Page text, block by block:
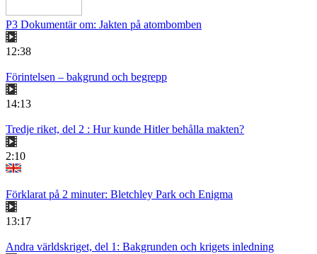
P3 Dokumentär om: Jakten på atombomben
12:38
Förintelsen – bakgrund och begrepp
14:13
Tredje riket, del 2 : Hur kunde Hitler behålla makten?
2:10
Förklarat på 2 minuter: Bletchley Park och Enigma
13:17
Andra världskriget, del 1: Bakgrunden och krigets inledning